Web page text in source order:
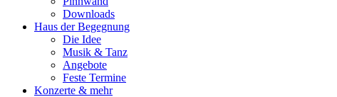
Downloads
Haus der Begegnung
Die Idee
Musik & Tanz
Angebote
Feste Termine
Konzerte & mehr